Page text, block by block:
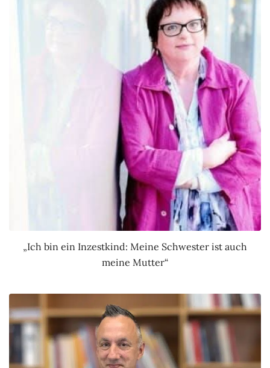
„Ich bin ein Inzestkind: Meine Schwester ist auch
meine Mutter“